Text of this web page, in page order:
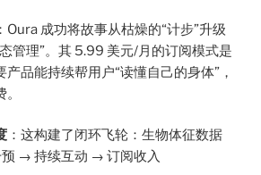
：Oura 成功将故事从枯燥的“计步”升级
管理”。其 5.99 美元/月的订阅模式是
品能持续帮用户“读懂自己的身体”，
：这构建了闭环飞轮：生物体征数据
→ 持续互动 → 订阅收入